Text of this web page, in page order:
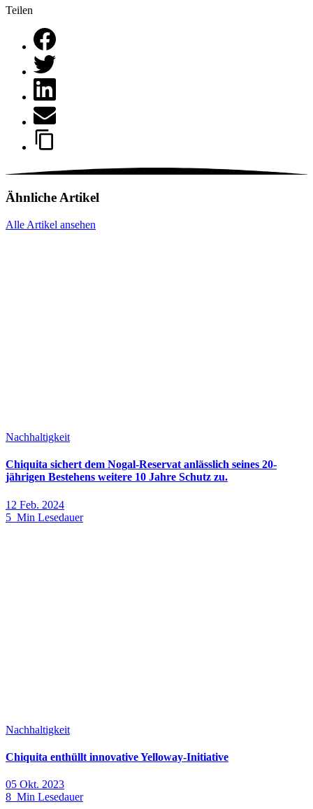
Teilen
Ähnliche Artikel
Alle Artikel ansehen
Nachhaltigkeit
Chiquita sichert dem Nogal-Reservat anlässlich seines 20-
jährigen Bestehens weitere 10 Jahre Schutz zu.
12 Feb. 2024
5 Min Lesedauer
Nachhaltigkeit
Chiquita enthüllt innovative Yelloway-Initiative
05 Okt. 2023
8 Min Lesedauer